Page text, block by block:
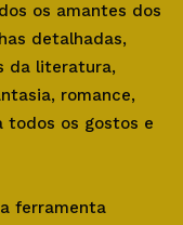
os amantes dos
detalhadas,
da literatura,
romance,
todos os gostos e
ferramenta